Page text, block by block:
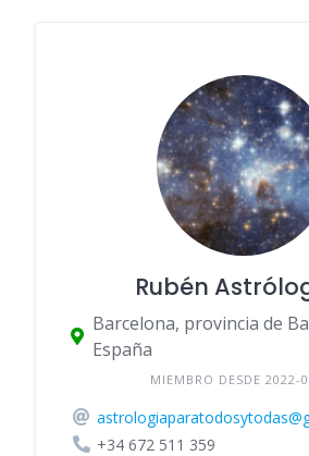
Rubén
Barcelona, provincia de
España
MIEMBRO DESDE 2022-
+34 672 511 359